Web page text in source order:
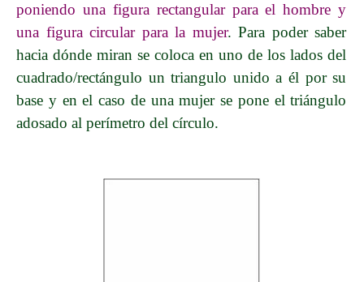
poniendo una figura rectangular para el hombre y
una figura circular para la mujer. Para poder saber
hacia dónde miran se coloca en uno de los lados del
cuadrado/rectángulo un triangulo unido a él por su
base y en el caso de una mujer se pone el triángulo
adosado al perímetro del círculo.